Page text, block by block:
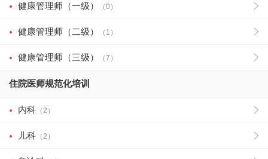
健康管理师（一级） （0）
健康管理师（二级） （1）
健康管理师（三级） （7）
住院医师规范化培训
内科 （2）
儿科 （2）